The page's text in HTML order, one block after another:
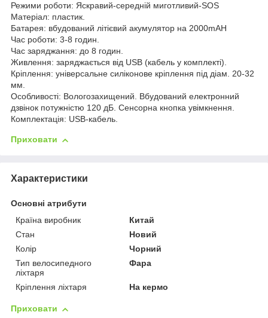
Режими роботи: Яскравий-середній миготливий-SOS
Матеріал: пластик.
Батарея: вбудований літієвий акумулятор на 2000mAH
Час роботи: 3-8 годин.
Час заряджання: до 8 годин.
Живлення: заряджається від USB (кабель у комплекті).
Кріплення: універсальне силіконове кріплення під діам. 20-32
мм.
Особливості: Вологозахищений. Вбудований електронний
дзвінок потужністю 120 дБ. Сенсорна кнопка увімкнення.
Комплектація: USB-кабель.
Приховати
Характеристики
Основні атрибути
Країна виробник
Китай
Стан
Новий
Колір
Чорний
Тип велосипедного
ліхтаря
Фара
Кріплення ліхтаря На кермо
Приховати